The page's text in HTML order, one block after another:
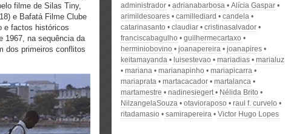
filme de Silas Tiny,
e Bafatá Filme Clube
e factos históricos
1967, na sequência da
dos primeiros conflitos
administrador adrianabarbosa
Alícia Gaspar
arimildesoares
camillediard
candela
catarinasanto
claudiar
cristinasalvador
franciscabagulho
guilhermecartaxo
herminiobovino
joanapereira
joanapires
keitamayanda
luisestevao mariadias
marialuz
mariana
marianapinho
mariapicarra
mariaprata
martacacador
martalanca
martamestre
nadinesiegert
Nélida Brito
NilzangelaSouza
otavioraposo
raul f. curvelo
ritadamasio
samirapereira Victor Hugo Lopes